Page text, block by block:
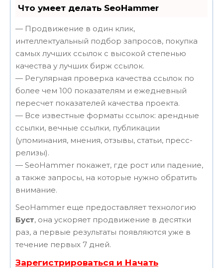
Что умеет делать SeoHammer
— Продвижение в один клик,
интеллектуальный подбор запросов, покупка
самых лучших ссылок с высокой степенью
качества у лучших бирж ссылок.
— Регулярная проверка качества ссылок по
более чем 100 показателям и ежедневный
пересчет показателей качества проекта.
— Все известные форматы ссылок: арендные
ссылки, вечные ссылки, публикации
(упоминания, мнения, отзывы, статьи, пресс-
релизы).
— SeoHammer покажет, где рост или падение,
а также запросы, на которые нужно обратить
внимание.
SeoHammer еще предоставляет технологию
Буст, она ускоряет продвижение в десятки
раз, а первые результаты появляются уже в
течение первых 7 дней.
Зарегистрироваться и Начать